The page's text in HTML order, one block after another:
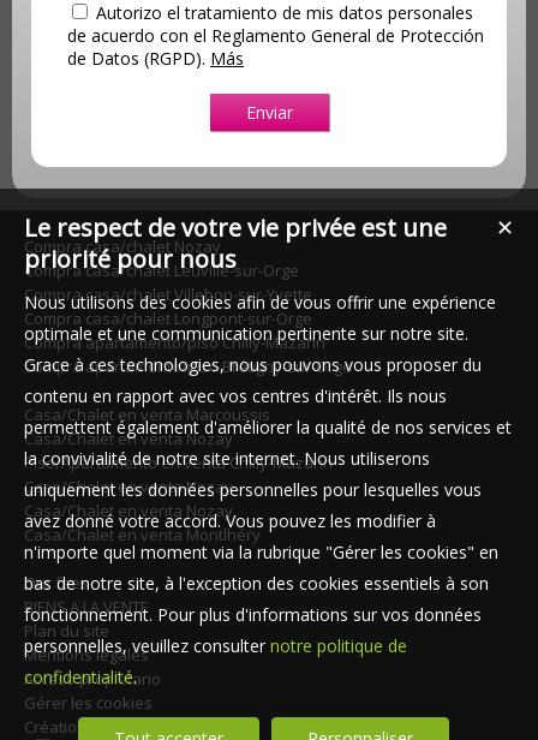
Autorizo el tratamiento de mis datos personales
de acuerdo con el Reglamento General de Protección
de Datos (RGPD). Más
Compra casa/chalet Nozay
Compra casa/chalet Leuville-sur-Orge
Compra casa/chalet Villebon-sur-Yvette
Compra casa/chalet Longpont-sur-Orge
Compra apartamento/piso Chilly-Mazarin
Compra apartamento/piso Brétigny-sur-Orge
Casa/Chalet en venta Marcoussis
Casa/Chalet en venta Nozay
Piso/Apartamento en venta Chilly-Mazarin
Casa/Chalet en venta Nozay
Casa/Chalet en venta Nozay
Casa/Chalet en venta Montlhéry
Our fees
BIENS A LA VENTE
Plan du site
Mentions légales
Acceso propietario
Gérer les cookies
Création site immobilier
✕
Le respect de votre vie privée est une
priorité pour nous
Nous utilisons des cookies afin de vous offrir une expérience
optimale et une communication pertinente sur notre site.
Grace à ces technologies, nous pouvons vous proposer du
contenu en rapport avec vos centres d'intérêt. Ils nous
permettent également d'améliorer la qualité de nos services et
la convivialité de notre site internet. Nous utiliserons
uniquement les données personnelles pour lesquelles vous
avez donné votre accord. Vous pouvez les modifier à
n'importe quel moment via la rubrique "Gérer les cookies" en
bas de notre site, à l'exception des cookies essentiels à son
fonctionnement. Pour plus d'informations sur vos données
personnelles, veuillez consulter notre politique de
confidentialité.